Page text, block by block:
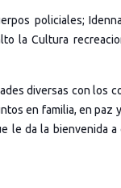
policiales;
la Cultura
diversas con los
en familia, en paz
le da la bienvenida a